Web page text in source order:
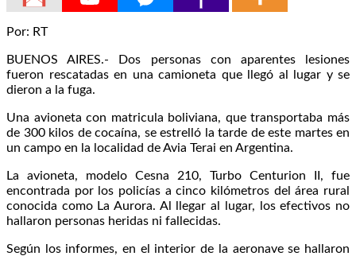
Por: RT
BUENOS AIRES.- Dos personas con aparentes lesiones
fueron rescatadas en una camioneta que llegó al lugar y se
dieron a la fuga.
Una avioneta con matricula boliviana, que transportaba más
de 300 kilos de cocaína, se estrelló la tarde de este martes en
un campo en la localidad de Avia Terai en Argentina.
La avioneta, modelo Cesna 210, Turbo Centurion II, fue
encontrada por los policías a cinco kilómetros del área rural
conocida como La Aurora. Al llegar al lugar, los efectivos no
hallaron personas heridas ni fallecidas.
Según los informes, en el interior de la aeronave se hallaron